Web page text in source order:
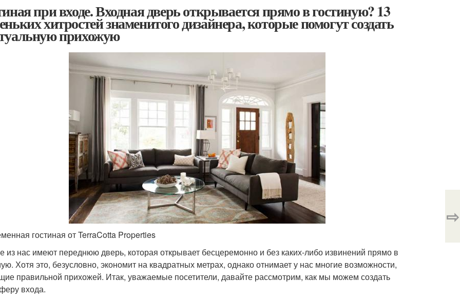
при входе. Входная дверь открывается прямо в гостиную? 13
хитростей знаменитого дизайнера, которые помогут создать
прихожую
гостиная от TerraCotta Properties
из нас имеют переднюю дверь, которая открывает бесцеремонно и без каких-либо извинений прямо в
Хотя это, безусловно, экономит на квадратных метрах, однако отнимает у нас многие возможности,
правильной прихожей. Итак, уважаемые посетители, давайте рассмотрим, как мы можем создать
входа.
⇨